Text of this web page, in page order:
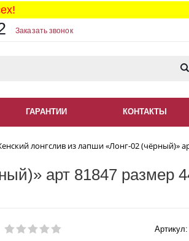
Заказать звонок
ГАРАНТИИ КОНТАКТЫ
лонгслив из лапши «Лонг-02 (чёрный)»
арт 81847 размер